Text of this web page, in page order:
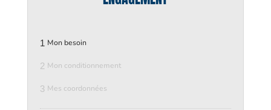
1 Mon besoin
2 Mon conditionnement
3 Mes coordonnées